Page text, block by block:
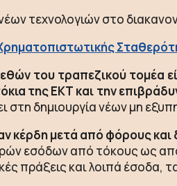
τεχνολογιών στο
του τραπεζικού τομέα
της ΕΚΤ και την
στη δημιουργία νέων μη
κέρδη μετά από φόρους
εσόδων από τόκους ως
πράξεις και λοιπά έσοδα,